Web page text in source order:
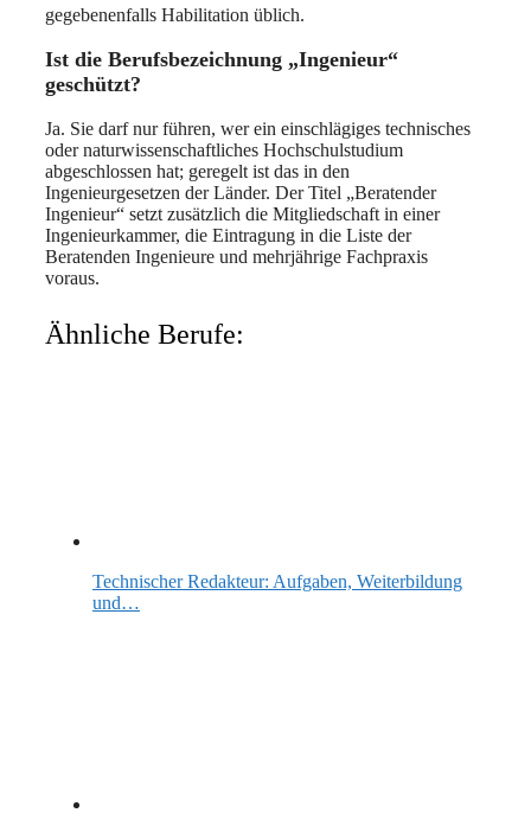
gegebenenfalls Habilitation üblich.
Ist die Berufsbezeichnung „Ingenieur“
geschützt?
Ja. Sie darf nur führen, wer ein einschlägiges technisches
oder naturwissenschaftliches Hochschulstudium
abgeschlossen hat; geregelt ist das in den
Ingenieurgesetzen der Länder. Der Titel „Beratender
Ingenieur“ setzt zusätzlich die Mitgliedschaft in einer
Ingenieurkammer, die Eintragung in die Liste der
Beratenden Ingenieure und mehrjährige Fachpraxis
voraus.
Ähnliche Berufe:
Technischer Redakteur: Aufgaben, Weiterbildung
und…